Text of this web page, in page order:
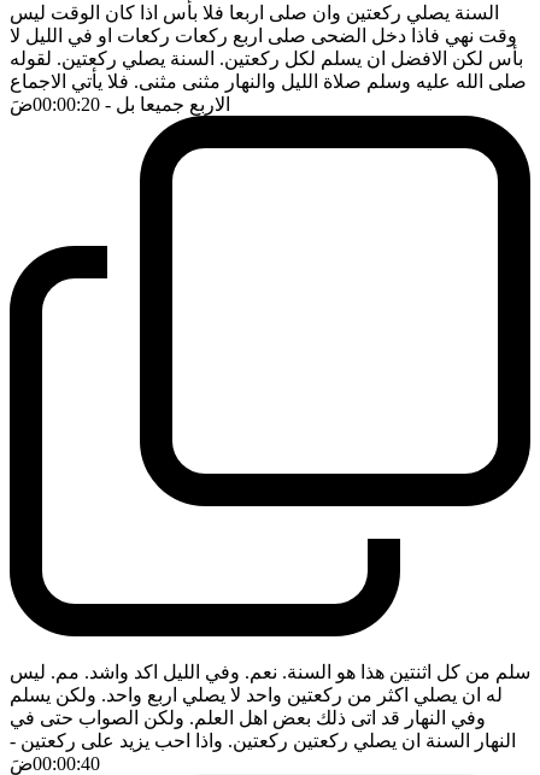
السنة يصلي ركعتين وان صلى اربعا فلا بأس اذا كان الوقت ليس
وقت نهي فاذا دخل الضحى صلى اربع ركعات ركعات او في الليل لا
بأس لكن الافضل ان يسلم لكل ركعتين. السنة يصلي ركعتين. لقوله
صلى الله عليه وسلم صلاة الليل والنهار مثنى مثنى. فلا يأتي الاجماع
الاربع جميعا بل - 00:00:20 ضَ
سلم من كل اثنتين هذا هو السنة. نعم. وفي الليل اكد واشد. مم. ليس
له ان يصلي اكثر من ركعتين واحد لا يصلي اربع واحد. ولكن يسلم
وفي النهار قد اتى ذلك بعض اهل العلم. ولكن الصواب حتى في
النهار السنة ان يصلي ركعتين ركعتين. واذا احب يزيد على ركعتين -
00:00:40ضَ